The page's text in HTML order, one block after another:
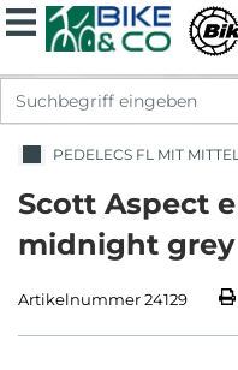
PEDELECS FL MIT
Scott Aspect
midnight grey
Artikelnummer 24129